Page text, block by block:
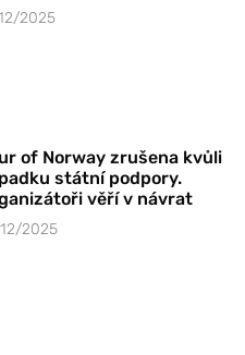
2025
of Norway zrušena kvůli
státní podpory.
věří v návrat
2025